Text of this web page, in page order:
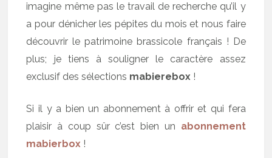
imagine même pas le travail de recherche qu’il y
a pour dénicher les pépites du mois et nous faire
découvrir le patrimoine brassicole français ! De
plus; je tiens à souligner le caractère assez
exclusif des sélections mabierebox !
Si il y a bien un abonnement à offrir et qui fera
plaisir à coup sûr c’est bien un abonnement
mabierbox !